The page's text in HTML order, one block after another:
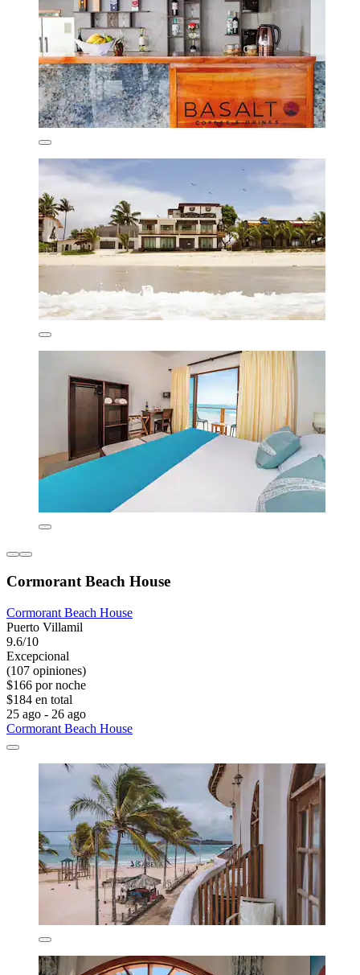
Cormorant Beach House
Cormorant Beach House
Puerto Villamil
9.6/10
Excepcional
(107 opiniones)
$166 por noche
$184 en total
25 ago - 26 ago
Cormorant Beach House